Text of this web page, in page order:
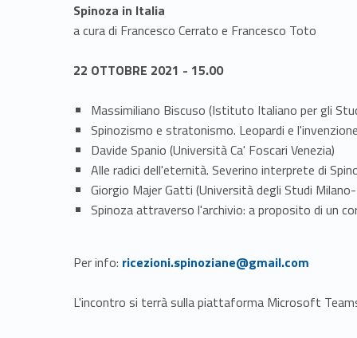
Spinoza in Italia
a cura di Francesco Cerrato e Francesco Toto
22 OTTOBRE 2021 - 15.00
Massimiliano Biscuso (Istituto Italiano per gli
Spinozismo e stratonismo. Leopardi e
Davide Spanio (Università Ca' Foscari Venezia)
Alle radici dell'eternità. Severino interprete di
Giorgio Majer Gatti (Università degli Studi
Spinoza attraverso l'archivio: a proposito di un
Per info: Link identifier #identifier__21833-1
ricezioni.spinoziane@gmail.com
L'incontro si terrà sulla piattaforma Microsoft